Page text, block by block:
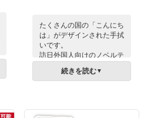
たくさんの国の「こんにち
は」がデザインされた手拭
いです。
訪日外国人向けのノベルテ
続きを読む▼